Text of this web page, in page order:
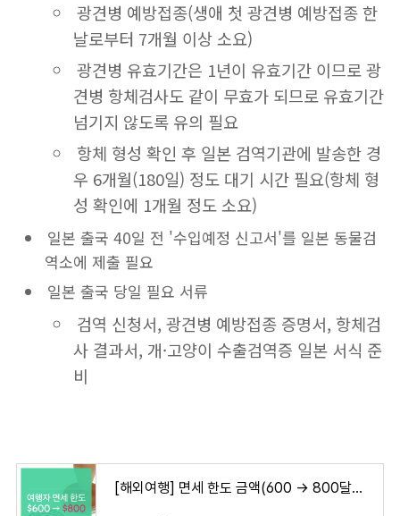
광견병 예방접종(생애 첫 광견병 예방접종 한
날로부터 7개월 이상 소요)
광견병 유효기간은 1년이 유효기간 이므로 광
견병 항체검사도 같이 무효가 되므로 유효기간
넘기지 않도록 유의 필요
항체 형성 확인 후 일본 검역기관에 발송한 경
우 6개월(180일) 정도 대기 시간 필요(항체 형
성 확인에 1개월 정도 소요)
일본 출국 40일 전 '수입예정 신고서'를 일본 동물검
역소에 제출 필요
일본 출국 당일 필요 서류
검역 신청서, 광견병 예방접종 증명서, 항체검
사 결과서, 개·고양이 수출검역증 일본 서식 준
비
[해외여행] 면세 한도 금액(600 → 800달러)확대 내용 및 면세 쇼핑 팁